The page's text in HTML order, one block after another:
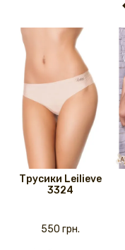
Трусики Leilieve
3324
550 грн.